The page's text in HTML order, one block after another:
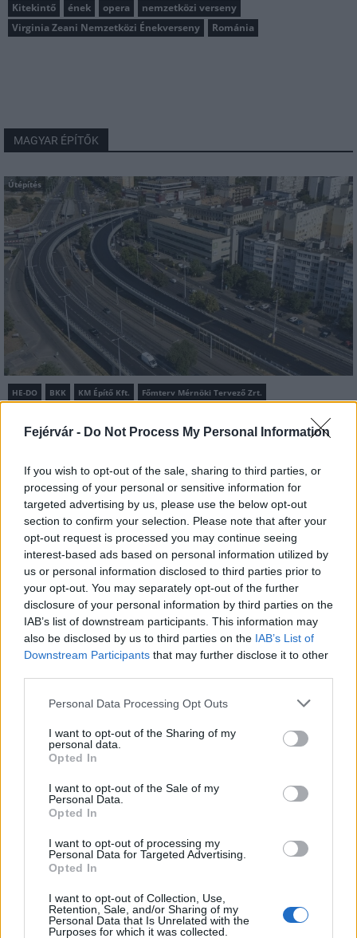
Fejérvár - Do Not Process My Personal Information
If you wish to opt-out of the sale, sharing to third parties, or
processing of your personal or sensitive information for
targeted advertising by us, please use the below opt-out
section to confirm your selection. Please note that after your
opt-out request is processed you may continue seeing
interest-based ads based on personal information utilized by
us or personal information disclosed to third parties prior to
your opt-out. You may separately opt-out of the further
disclosure of your personal information by third parties on the
IAB’s list of downstream participants. This information may
also be disclosed by us to third parties on the IAB’s List of
Downstream Participants that may further disclose it to other
Please note that this website/app uses one or more Google
not limited to your visit or usage behaviour. You may click to
grant or deny consent to Google and its third-party tags to
use your data for below specified purposes in below Google
consent section.
Personal Data Processing Opt Outs
I want to opt-out of the Sharing of my
personal data.
Opted In
I want to opt-out of the Sale of my
Personal Data.
Opted In
I want to opt-out of processing my
Personal Data for Targeted Advertising.
Opted In
I want to opt-out of Collection, Use,
Retention, Sale, and/or Sharing of my
Personal Data that Is Unrelated with the
Purposes for which it was collected.
Kitekintő ének opera
nemzetközi verseny
Virginia Zeani Nemzetközi Énekverseny
Románia
MAGYAR ÉPÍTŐK
Útépítés
HE-DO BKK KM Építő Kft. Főmterv Mérnöki Tervező Zrt.
Látványos építési szakasz indult be a Flórián téri
felüljárón
ennek ellenére folyamatosan halad az aszfaltozás.
Paks II.: Mit jelent az 5. blokk új
mérföldköve a felülvizsgálat
árnyékában?
Elkészült a Liszt Ferenc repülőtér
közelében lévő logisztikai bázis út- és
közműhálózatának fejlesztése
Egyetlen, fél évszázados vezetéken
Mohács a csata ötszázadik
évfordulójára
AJÁNLJUK MÉG